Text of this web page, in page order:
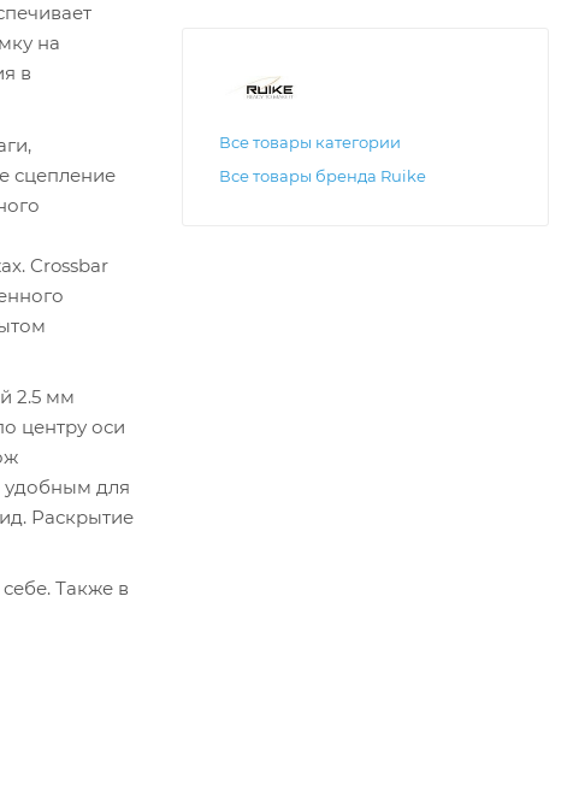
на
в
сцепление
Crossbar
2.5 мм
центру оси
удобным для
Раскрытие
Также в
Все товары категории
Все товары бренда Ruike